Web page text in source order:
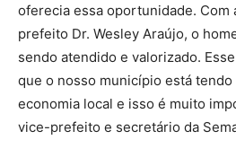
oferecia essa oportunidade. Com
prefeito Dr. Wesley Araújo, o
sendo atendido e valorizado.
que o nosso município está tendo
economia local e isso é muito
vice-prefeito e secretário da